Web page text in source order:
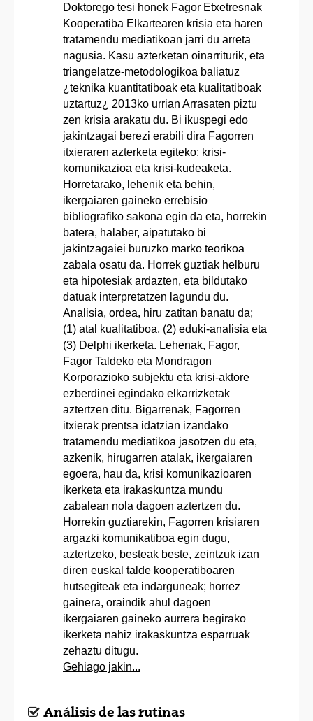
Doktorego tesi honek Fagor Etxetresnak
Kooperatiba Elkartearen krisia eta haren
tratamendu mediatikoan jarri du arreta
nagusia. Kasu azterketan oinarriturik, eta
triangelatze-metodologikoa baliatuz
¿teknika kuantitatiboak eta kualitatiboak
uztartuz¿ 2013ko urrian Arrasaten piztu
zen krisia arakatu du. Bi ikuspegi edo
jakintzagai berezi erabili dira Fagorren
itxieraren azterketa egiteko: krisi-
komunikazioa eta krisi-kudeaketa.
Horretarako, lehenik eta behin,
ikergaiaren gaineko errebisio
bibliografiko sakona egin da eta, horrekin
batera, halaber, aipatutako bi
jakintzagaiei buruzko marko teorikoa
zabala osatu da. Horrek guztiak helburu
eta hipotesiak ardazten, eta bildutako
datuak interpretatzen lagundu du.
Analisia, ordea, hiru zatitan banatu da;
(1) atal kualitatiboa, (2) eduki-analisia eta
(3) Delphi ikerketa. Lehenak, Fagor,
Fagor Taldeko eta Mondragon
Korporazioko subjektu eta krisi-aktore
ezberdinei egindako elkarrizketak
aztertzen ditu. Bigarrenak, Fagorren
itxierak prentsa idatzian izandako
tratamendu mediatikoa jasotzen du eta,
azkenik, hirugarren atalak, ikergaiaren
egoera, hau da, krisi komunikazioaren
ikerketa eta irakaskuntza mundu
zabalean nola dagoen aztertzen du.
Horrekin guztiarekin, Fagorren krisiaren
argazki komunikatiboa egin dugu,
aztertzeko, besteak beste, zeintzuk izan
diren euskal talde kooperatiboaren
hutsegiteak eta indarguneak; horrez
gainera, oraindik ahul dagoen
ikergaiaren gaineko aurrera begirako
ikerketa nahiz irakaskuntza esparruak
zehaztu ditugu.
Gehiago jakin...
Análisis de las rutinas